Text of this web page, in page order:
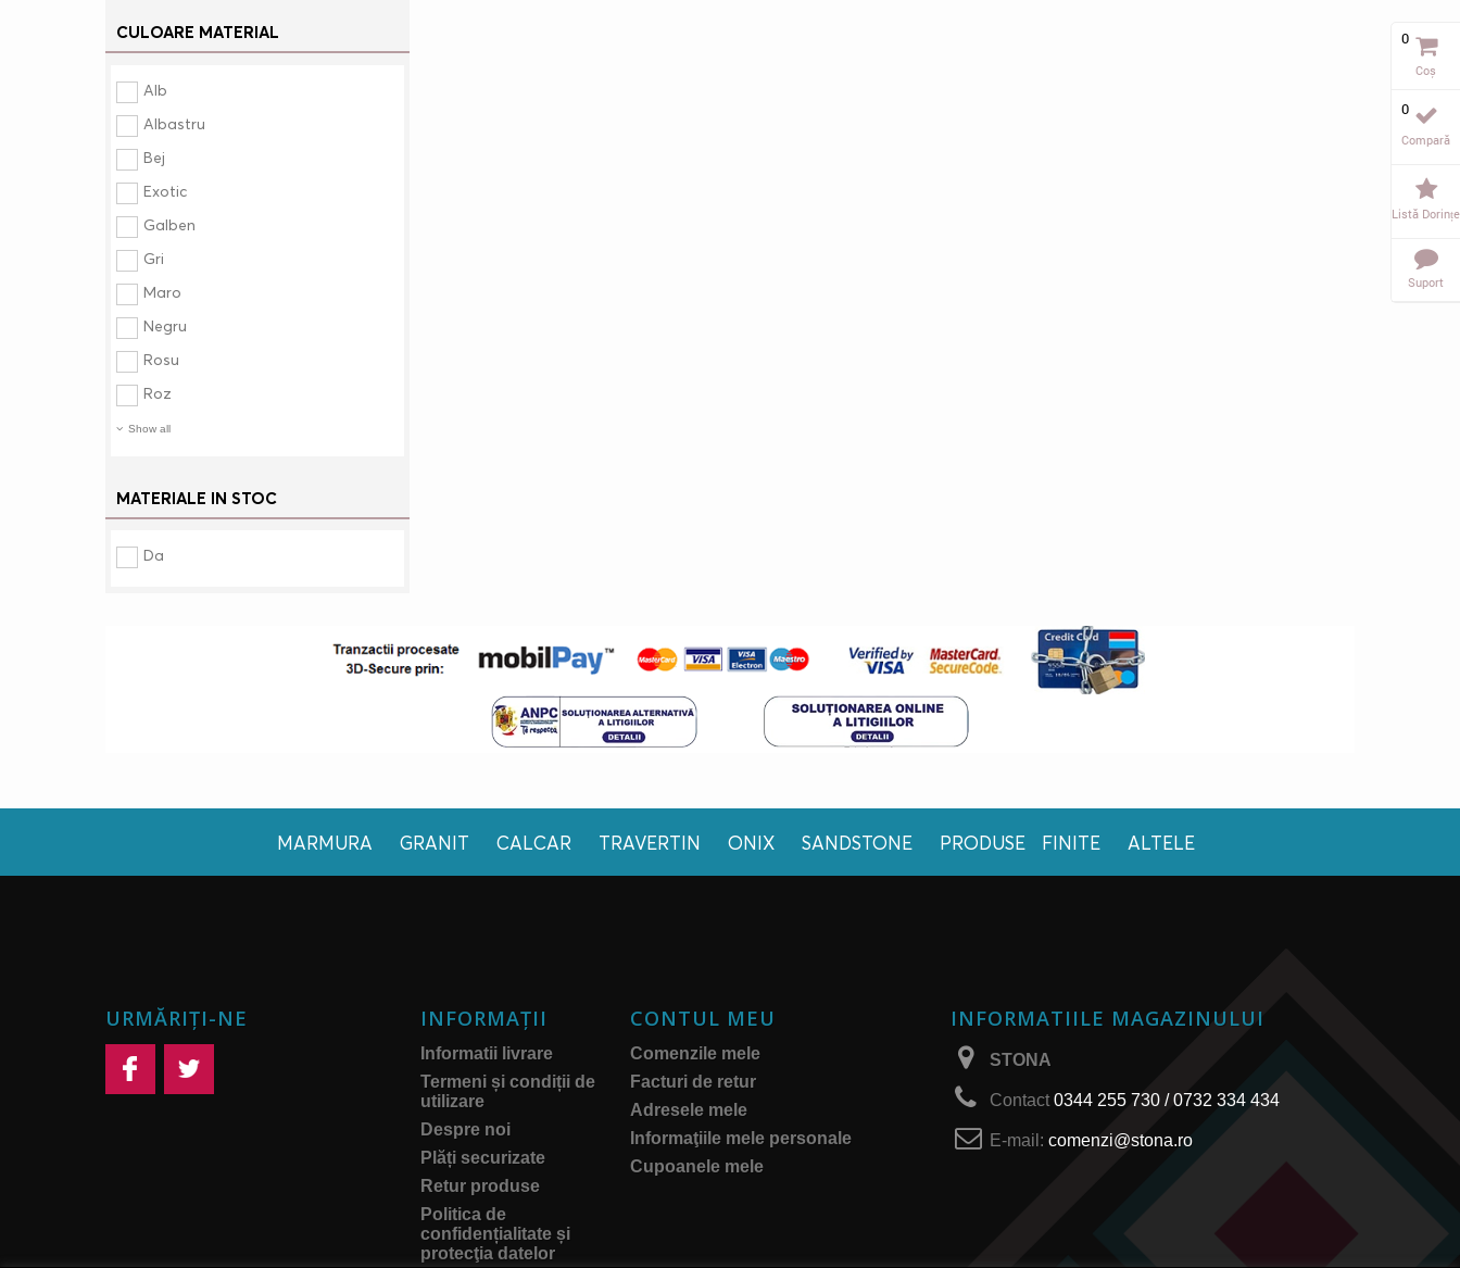
CULOARE MATERIAL
Alb
Albastru
Bej
Exotic
Galben
Gri
Maro
Negru
Rosu
Roz
Show all
MATERIALE IN STOC
Da
MARMURA GRANIT CALCAR TRAVERTIN ONIX SANDSTONE PRODUSE FINITE ALTELE
URMĂRIȚI-NE INFORMAŢII
Informatii livrare
Termeni și condiții de
utilizare
Despre noi
Plăți securizate
Retur produse
Politica de
confidențialitate și
protecţia datelor
CONTUL MEU
Comenzile mele
Facturi de retur
Adresele mele
Informaţiile mele personale
Cupoanele mele
Coș
0
Compară
0
Listă Dorințe
Suport
INFORMATIILE MAGAZINULUI
STONA
Contact0344 255 730 / 0732 334 434
E-mail:comenzi@stona.ro